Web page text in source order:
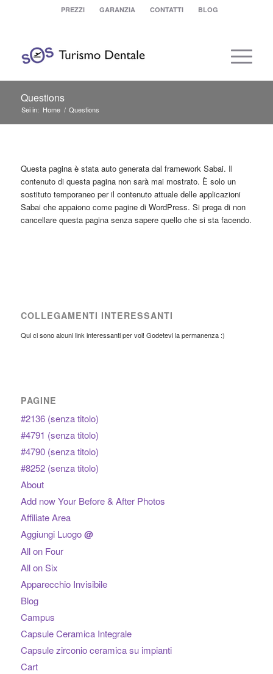
PREZZI GARANZIA CONTATTI BLOG
Questions
Sei in: Home / Questions
Questa pagina è stata auto generata dal framework Sabai. Il
contenuto di questa pagina non sarà mai mostrato. È solo un
sostituto temporaneo per il contenuto attuale delle applicazioni
Sabai che appaiono come pagine di WordPress. Si prega di non
cancellare questa pagina senza sapere quello che si sta facendo.
COLLEGAMENTI INTERESSANTI
Qui ci sono alcuni link interessanti per voi! Godetevi la permanenza :)
PAGINE
#2136 (senza titolo)
#4791 (senza titolo)
#4790 (senza titolo)
#8252 (senza titolo)
About
Add now Your Before & After Photos
Affiliate Area
Aggiungi Luogo@
All on Four
All on Six
Apparecchio Invisibile
Blog
Campus
Capsule Ceramica Integrale
Capsule zirconio ceramica su impianti
Cart